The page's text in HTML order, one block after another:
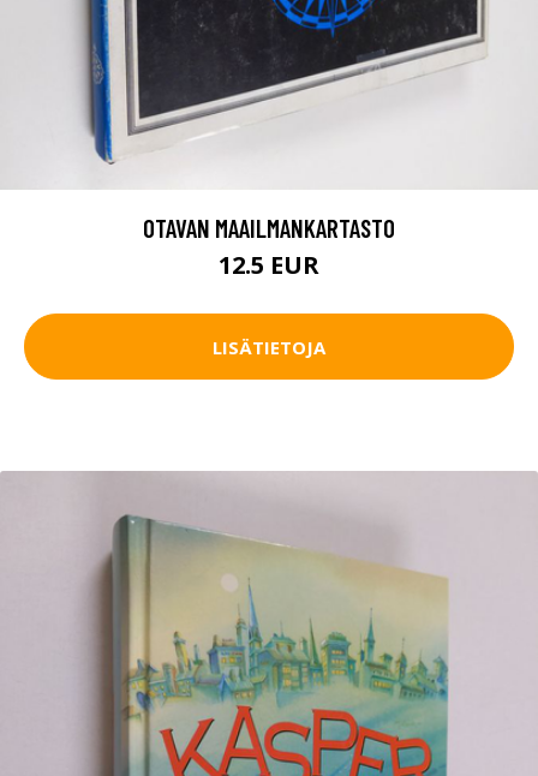
OTAVAN MAAILMANKARTASTO
12.5 EUR
LISÄTIETOJA